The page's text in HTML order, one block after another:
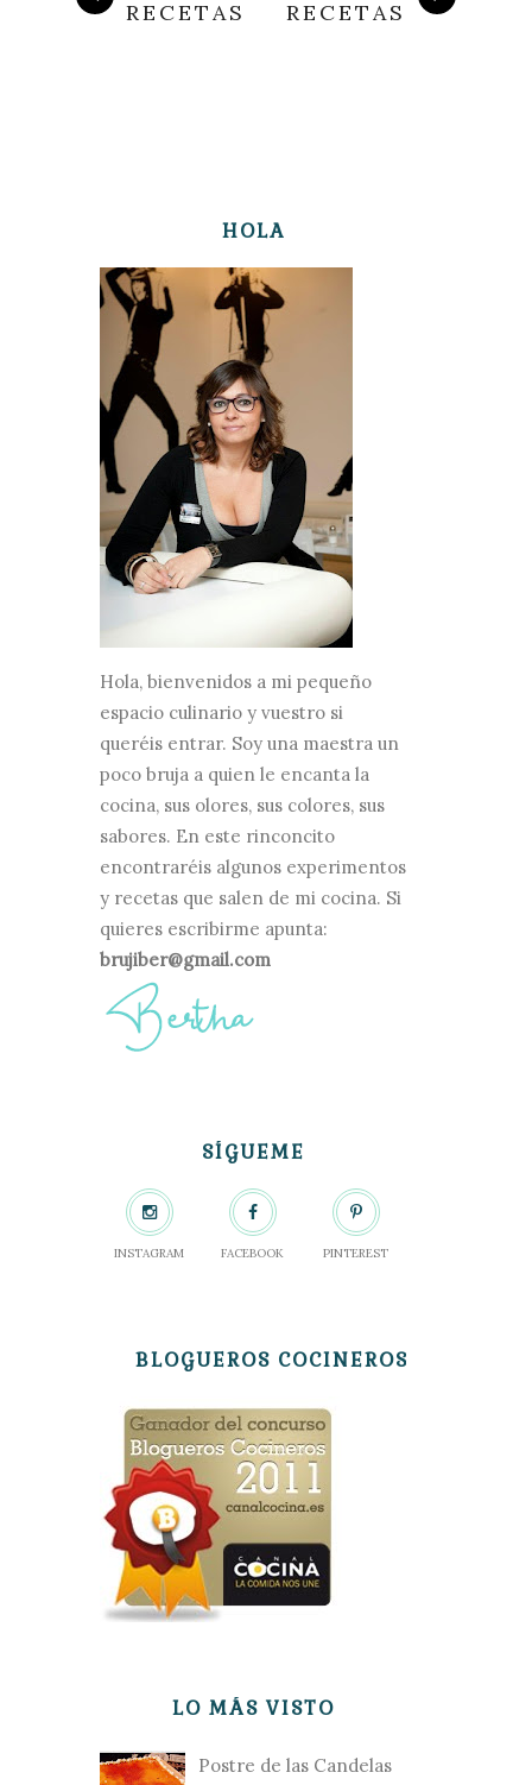
RECETAS RECETAS
HOLA
Hola, bienvenidos a mi pequeño
espacio culinario y vuestro si
queréis entrar. Soy una maestra un
poco bruja a quien le encanta la
cocina, sus olores, sus colores, sus
sabores. En este rinconcito
encontraréis algunos experimentos
y recetas que salen de mi cocina. Si
quieres escribirme apunta:
brujiber@gmail.com
SÍGUEME
INSTAGRAM FACEBOOK PINTEREST
BLOGUEROS COCINEROS
LO MÁS VISTO
Postre de las Candelas